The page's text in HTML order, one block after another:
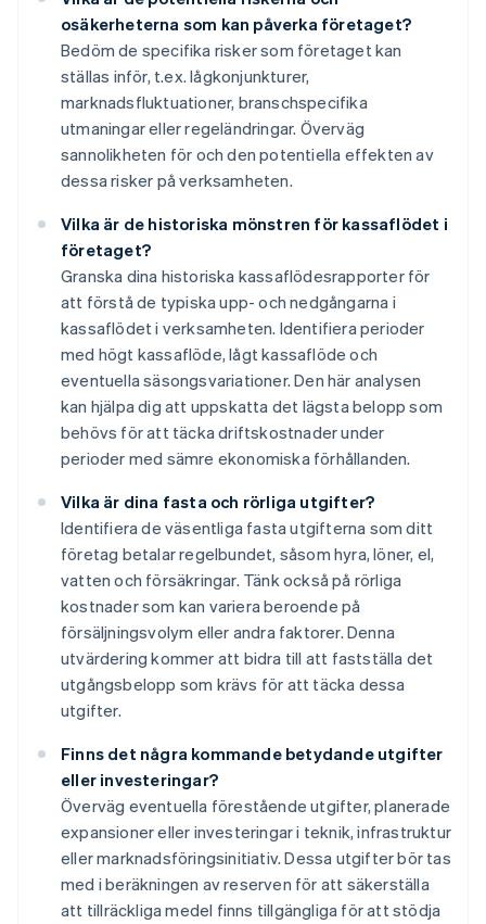
osäkerheterna som kan påverka företaget?
Bedöm de specifika risker som företaget kan
ställas inför, t.ex. lågkonjunkturer,
marknadsfluktuationer, branschspecifika
utmaningar eller regeländringar. Överväg
sannolikheten för och den potentiella effekten av
dessa risker på verksamheten.
Vilka är de historiska mönstren för kassaflödet i
företaget?
Granska dina historiska kassaflödesrapporter för
att förstå de typiska upp- och nedgångarna i
kassaflödet i verksamheten. Identifiera perioder
med högt kassaflöde, lågt kassaflöde och
eventuella säsongsvariationer. Den här analysen
kan hjälpa dig att uppskatta det lägsta belopp som
behövs för att täcka driftskostnader under
perioder med sämre ekonomiska förhållanden.
Vilka är dina fasta och rörliga utgifter?
Identifiera de väsentliga fasta utgifterna som ditt
företag betalar regelbundet, såsom hyra, löner, el,
vatten och försäkringar. Tänk också på rörliga
kostnader som kan variera beroende på
försäljningsvolym eller andra faktorer. Denna
utvärdering kommer att bidra till att fastställa det
utgångsbelopp som krävs för att täcka dessa
utgifter.
Finns det några kommande betydande utgifter
eller investeringar?
Överväg eventuella förestående utgifter, planerade
expansioner eller investeringar i teknik, infrastruktur
eller marknadsföringsinitiativ. Dessa utgifter bör tas
med i beräkningen av reserven för att säkerställa
att tillräckliga medel finns tillgängliga för att stödja